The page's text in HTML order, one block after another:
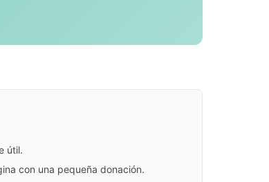
útil.
con una pequeña donación.